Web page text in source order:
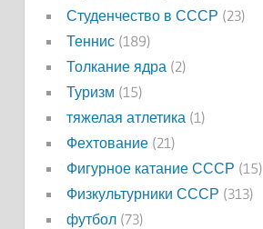
Студенчество в СССР (23)
Теннис(189)
Толкание ядра (2)
Туризм (15)
тяжелая атлетика (1)
Фехтование(21)
Фигурное катание СССР (15)
Физкультурники СССР (313)
футбол(73)